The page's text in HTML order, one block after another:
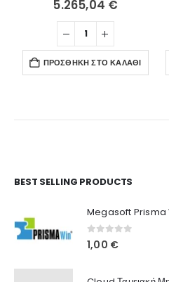
5.265,04 €
ΠΡΟΣΘΉΚΗ ΣΤΟ ΚΑΛΆΘΙ
BEST SELLING PRODUCTS
Megasoft Prisma
0 out of 5
1,00 €
Ο Λογαριασμός μου
Στοιχεία λογαριασμού
Παραγγελίες